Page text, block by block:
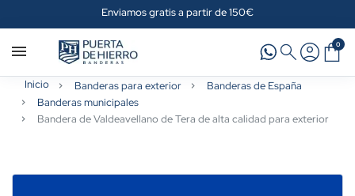
Enviamos gratis a partir de 150€
0
Inicio Banderas para exterior
Banderas de España
Banderas municipales
Bandera de Valdeavellano de Tera de alta calidad para exterior